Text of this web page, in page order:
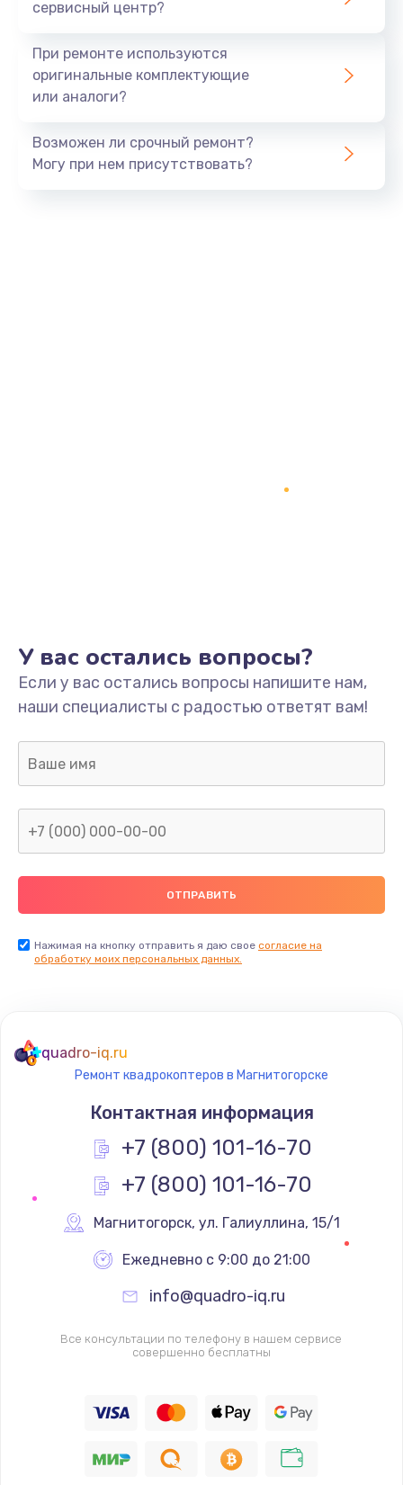
сервисный центр?
При ремонте используются
оригинальные комплектующие
или аналоги?
Возможен ли срочный ремонт?
Могу при нем присутствовать?
У вас остались вопросы?
Если у вас остались вопросы напишите нам,
наши специалисты с радостью ответят вам!
Нажимая на кнопку отправить я даю свое согласие на
обработку моих персональных данных.
quadro-iq.ru
Ремонт квадрокоптеров в Магнитогорске
Контактная информация
+7 (800) 101-16-70
+7 (800) 101-16-70
Магнитогорск, ул. Галиуллина, 15/1
Ежедневно с 9:00 до 21:00
info@quadro-iq.ru
Все консультации по телефону в нашем сервисе
совершенно бесплатны